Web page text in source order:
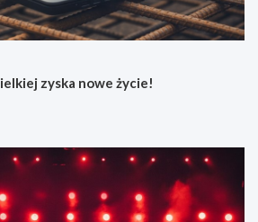
zyska nowe życie!